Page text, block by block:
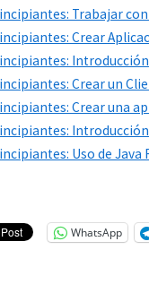
Trabajar
Crear
Introducción
Crear un
Crear una
Uso de Java
WhatsApp